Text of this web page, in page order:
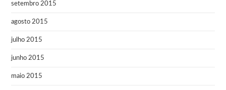
setembro 2015
agosto 2015
julho 2015
junho 2015
maio 2015